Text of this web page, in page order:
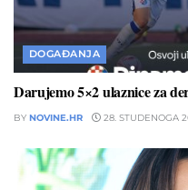
DOGAĐANJA
Darujemo 5×2 ulaznice za
BY NOVINE.HR 28. STUDENOGA